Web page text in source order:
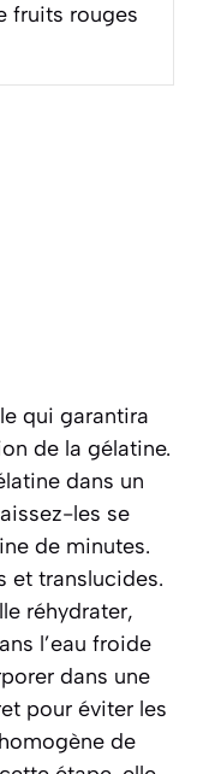
fruits rouges
qui garantira
de la gélatine.
dans un
les se
de minutes.
et translucides.
réhydrater,
l’eau froide
dans une
pour éviter les
de